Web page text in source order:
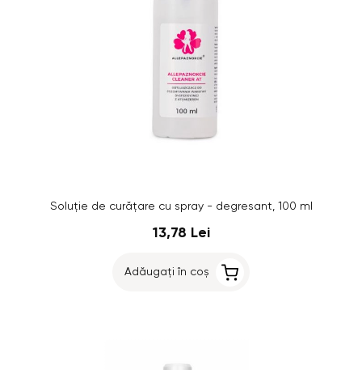
Soluție de curățare cu spray - degresant, 100 ml
13,78 Lei
Adăugați în coș